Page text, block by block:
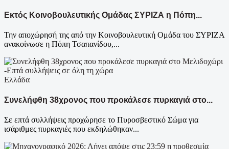
Εκτός Κοινοβουλευτικής Ομάδας ΣΥΡΙΖΑ η Πόπη...
Την αποχώρησή της από την Κοινοβουλευτική Ομάδα του ΣΥΡΙΖΑ
ανακοίνωσε η Πόπη Τσαπανίδου,...
Ελλάδα
Συνελήφθη 38χρονος που προκάλεσε πυρκαγιά στο...
Σε επτά συλλήψεις προχώρησε το Πυροσβεστικό Σώμα για
ισάριθμες πυρκαγιές που εκδηλώθηκαν...